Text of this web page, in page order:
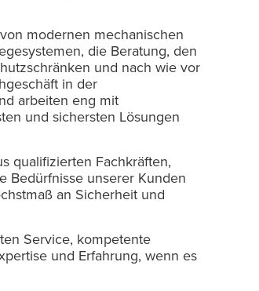
modernen mechanischen
die Beratung, den
und nach wie vor
in der
arbeiten eng mit
und sichersten Lösungen
qualifizierten Fachkräften,
Bedürfnisse unserer Kunden
an Sicherheit und
Service, kompetente
und Erfahrung, wenn es